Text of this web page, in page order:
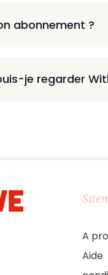
abonnement ?
je regarder
A
Aide